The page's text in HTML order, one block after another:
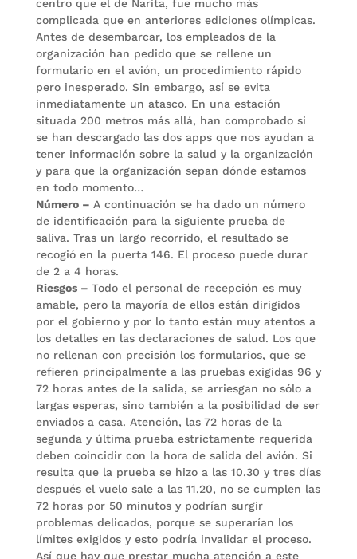
centro que el de Narita, fue mucho más
complicada que en anteriores ediciones olímpicas.
Antes de desembarcar, los empleados de la
organización han pedido que se rellene un
formulario en el avión, un procedimiento rápido
pero inesperado. Sin embargo, así se evita
inmediatamente un atasco. En una estación
situada 200 metros más allá, han comprobado si
se han descargado las dos apps que nos ayudan a
tener información sobre la salud y la organización
y para que la organización sepan dónde estamos
en todo momento…
Número – A continuación se ha dado un número
de identificación para la siguiente prueba de
saliva. Tras un largo recorrido, el resultado se
recogió en la puerta 146. El proceso puede durar
de 2 a 4 horas.
Riesgos – Todo el personal de recepción es muy
amable, pero la mayoría de ellos están dirigidos
por el gobierno y por lo tanto están muy atentos a
los detalles en las declaraciones de salud. Los que
no rellenan con precisión los formularios, que se
refieren principalmente a las pruebas exigidas 96 y
72 horas antes de la salida, se arriesgan no sólo a
largas esperas, sino también a la posibilidad de ser
enviados a casa. Atención, las 72 horas de la
segunda y última prueba estrictamente requerida
deben coincidir con la hora de salida del avión. Si
resulta que la prueba se hizo a las 10.30 y tres días
después el vuelo sale a las 11.20, no se cumplen las
72 horas por 50 minutos y podrían surgir
problemas delicados, porque se superarían los
límites exigidos y esto podría invalidar el proceso.
Así que hay que prestar mucha atención a este